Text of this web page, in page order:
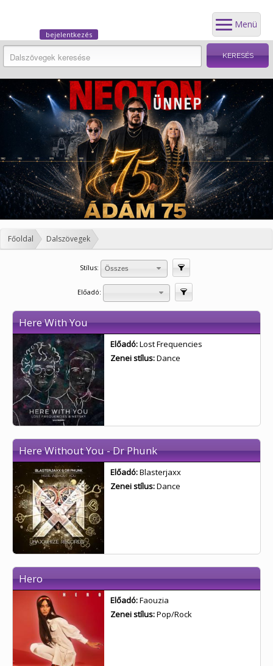
Menü
bejelentkezés
Főoldal Dalszövegek
Stílus: Összes
Előadó:
Here With You
Előadó:Lost Frequencies
Zenei stílus:Dance
Here Without You - Dr Phunk
Előadó:Blasterjaxx
Zenei stílus:Dance
Hero
Előadó:Faouzia
Zenei stílus:Pop/Rock